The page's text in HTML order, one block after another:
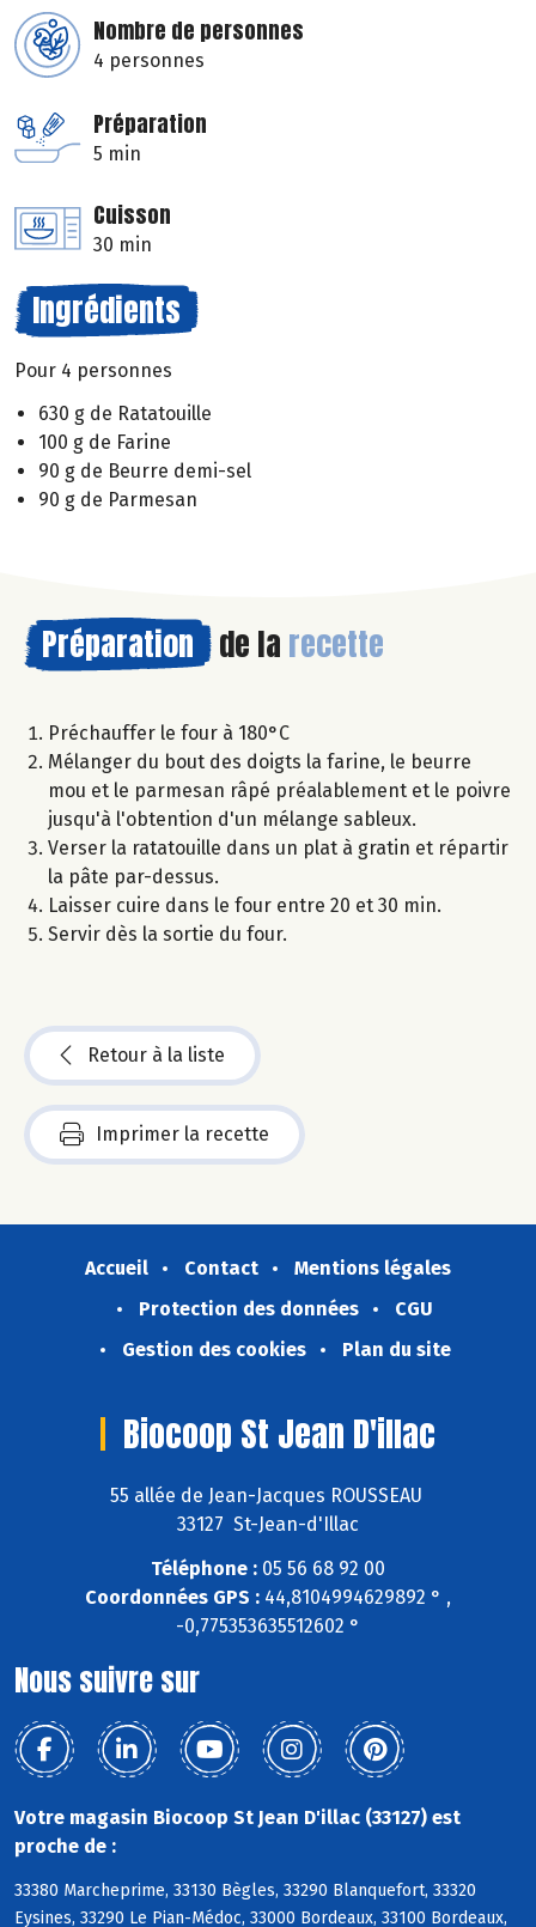
Nombre de personnes
4 personnes
Préparation
5 min
Cuisson
30 min
Ingrédients
Pour 4 personnes
630 g de Ratatouille
100 g de Farine
90 g de Beurre demi-sel
90 g de Parmesan
Préparation de la recette
Préchauffer le four à 180°C
Mélanger du bout des doigts la farine, le beurre
mou et le parmesan râpé préalablement et le poivre
jusqu'à l'obtention d'un mélange sableux.
Verser la ratatouille dans un plat à gratin et répartir
la pâte par-dessus.
Laisser cuire dans le four entre 20 et 30 min.
Servir dès la sortie du four.
Retour à la liste
Imprimer la recette
Accueil Contact
Mentions légales
Protection des données
CGU
Gestion des cookies
Plan du site
Biocoop St Jean D'illac
55 allée de Jean-Jacques ROUSSEAU
33127 St-Jean-d'Illac
Téléphone : 05 56 68 92 00
Coordonnées GPS : 44,8104994629892 ° ,
-0,775353635512602 °
Nous suivre sur
Votre magasin Biocoop St Jean D'illac (33127) est
proche de :
33380 Marcheprime, 33130 Bègles, 33290 Blanquefort, 33320
Eysines, 33290 Le Pian-Médoc, 33000 Bordeaux, 33100 Bordeaux,